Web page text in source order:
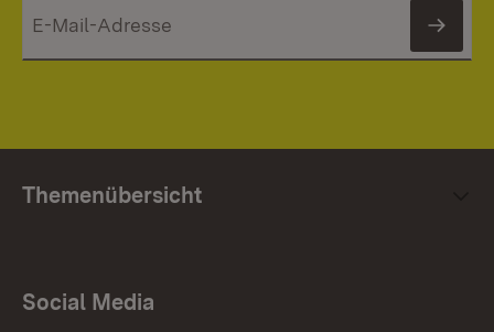
Themenübersicht
Social Media